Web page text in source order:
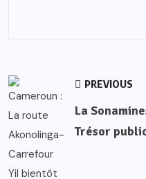
PREVIOUS
La
Trésor